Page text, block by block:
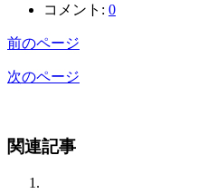
コメント: 0
前のページ
次のページ
関連記事